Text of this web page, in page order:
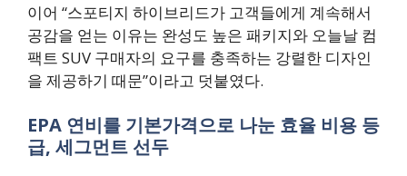
이어 “스포티지 하이브리드가 고객들에게 계속해서
공감을 얻는 이유는 완성도 높은 패키지와 오늘날 컴
팩트 SUV 구매자의 요구를 충족하는 강렬한 디자인
을 제공하기 때문”이라고 덧붙였다.
EPA 연비를 기본가격으로 나눈 효율 비용 등
급, 세그먼트 선두